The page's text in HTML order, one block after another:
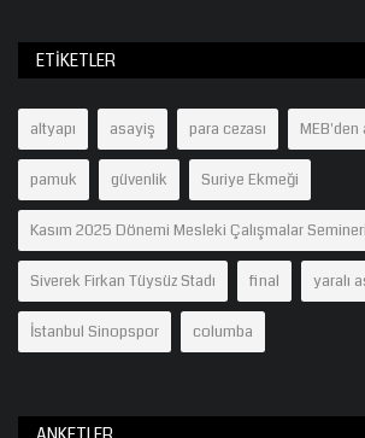
ETIKETLER
altyapı asayiş para cezası MEB'den
pamuk güvenlik Suriye Ekmeği
Kasım 2025 Dönemi Mesleki Çalışmalar Semineri
Siverek Firkan Tüysüz Stadı final yaralı
İstanbul Sinopspor columba